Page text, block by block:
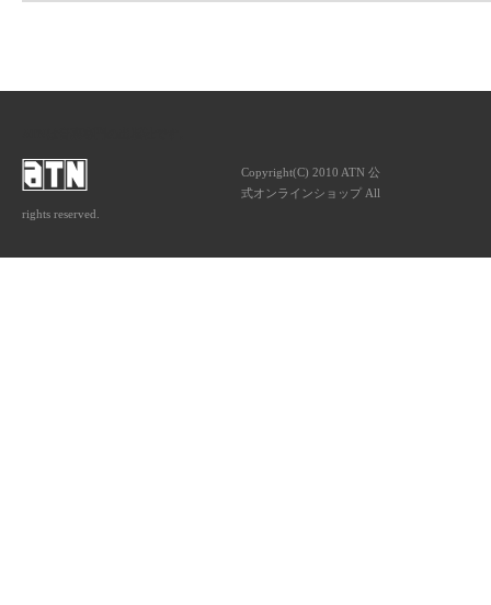
Copyright(C) 2010 ATN 公
式オンラインショップ All
rights reserved.